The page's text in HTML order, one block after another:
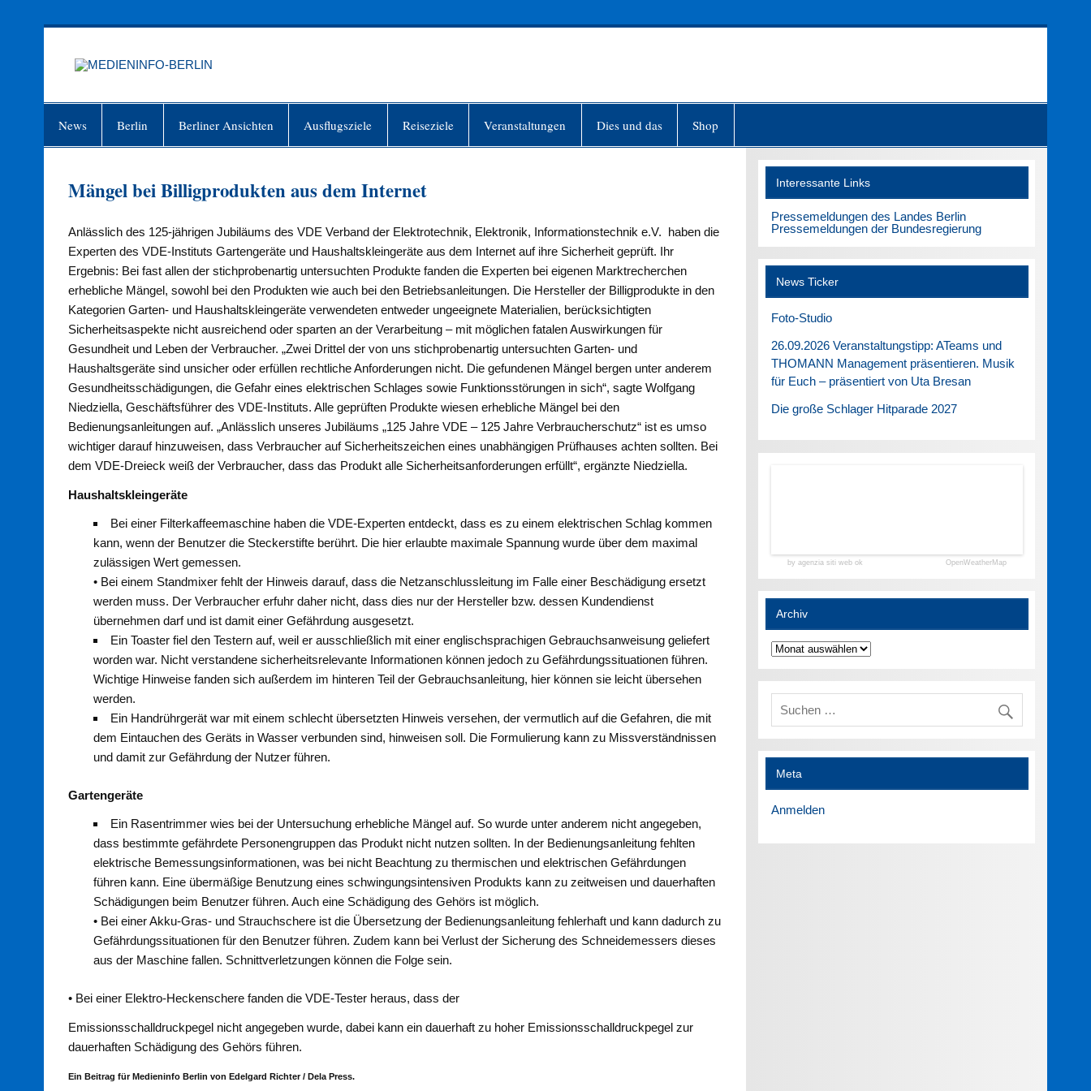
News Berlin Berliner Ansichten Ausflugsziele Reiseziele Veranstaltungen Dies und das Shop
Mängel bei Billigprodukten aus dem Internet
Anlässlich des 125-jährigen Jubiläums des VDE Verband der Elektrotechnik, Elektronik, Informationstechnik e.V. haben die
Experten des VDE-Instituts Gartengeräte und Haushaltskleingeräte aus dem Internet auf ihre Sicherheit geprüft. Ihr
Ergebnis: Bei fast allen der stichprobenartig untersuchten Produkte fanden die Experten bei eigenen Marktrecherchen
erhebliche Mängel, sowohl bei den Produkten wie auch bei den Betriebsanleitungen. Die Hersteller der Billigprodukte in den
Kategorien Garten- und Haushaltskleingeräte verwendeten entweder ungeeignete Materialien, berücksichtigten
Sicherheitsaspekte nicht ausreichend oder sparten an der Verarbeitung – mit möglichen fatalen Auswirkungen für
Gesundheit und Leben der Verbraucher. „Zwei Drittel der von uns stichprobenartig untersuchten Garten- und
Haushaltsgeräte sind unsicher oder erfüllen rechtliche Anforderungen nicht. Die gefundenen Mängel bergen unter anderem
Gesundheitsschädigungen, die Gefahr eines elektrischen Schlages sowie Funktionsstörungen in sich“, sagte Wolfgang
Niedziella, Geschäftsführer des VDE-Instituts. Alle geprüften Produkte wiesen erhebliche Mängel bei den
Bedienungsanleitungen auf. „Anlässlich unseres Jubiläums „125 Jahre VDE – 125 Jahre Verbraucherschutz“ ist es umso
wichtiger darauf hinzuweisen, dass Verbraucher auf Sicherheitszeichen eines unabhängigen Prüfhauses achten sollten. Bei
dem VDE-Dreieck weiß der Verbraucher, dass das Produkt alle Sicherheitsanforderungen erfüllt“, ergänzte Niedziella.
Haushaltskleingeräte
Bei einer Filterkaffeemaschine haben die VDE-Experten entdeckt, dass es zu einem elektrischen Schlag kommen
kann, wenn der Benutzer die Steckerstifte berührt. Die hier erlaubte maximale Spannung wurde über dem maximal
zulässigen Wert gemessen.
• Bei einem Standmixer fehlt der Hinweis darauf, dass die Netzanschlussleitung im Falle einer Beschädigung ersetzt
werden muss. Der Verbraucher erfuhr daher nicht, dass dies nur der Hersteller bzw. dessen Kundendienst
übernehmen darf und ist damit einer Gefährdung ausgesetzt.
Ein Toaster fiel den Testern auf, weil er ausschließlich mit einer englischsprachigen Gebrauchsanweisung geliefert
worden war. Nicht verstandene sicherheitsrelevante Informationen können jedoch zu Gefährdungssituationen führen.
Wichtige Hinweise fanden sich außerdem im hinteren Teil der Gebrauchsanleitung, hier können sie leicht übersehen
werden.
Ein Handrührgerät war mit einem schlecht übersetzten Hinweis versehen, der vermutlich auf die Gefahren, die mit
dem Eintauchen des Geräts in Wasser verbunden sind, hinweisen soll. Die Formulierung kann zu Missverständnissen
und damit zur Gefährdung der Nutzer führen.
Gartengeräte
Ein Rasentrimmer wies bei der Untersuchung erhebliche Mängel auf. So wurde unter anderem nicht angegeben,
dass bestimmte gefährdete Personengruppen das Produkt nicht nutzen sollten. In der Bedienungsanleitung fehlten
elektrische Bemessungsinformationen, was bei nicht Beachtung zu thermischen und elektrischen Gefährdungen
führen kann. Eine übermäßige Benutzung eines schwingungsintensiven Produkts kann zu zeitweisen und dauerhaften
Schädigungen beim Benutzer führen. Auch eine Schädigung des Gehörs ist möglich.
• Bei einer Akku-Gras- und Strauchschere ist die Übersetzung der Bedienungsanleitung fehlerhaft und kann dadurch zu
Gefährdungssituationen für den Benutzer führen. Zudem kann bei Verlust der Sicherung des Schneidemessers dieses
aus der Maschine fallen. Schnittverletzungen können die Folge sein.
• Bei einer Elektro-Heckenschere fanden die VDE-Tester heraus, dass der
Emissionsschalldruckpegel nicht angegeben wurde, dabei kann ein dauerhaft zu hoher Emissionsschalldruckpegel zur
dauerhaften Schädigung des Gehörs führen.
Ein Beitrag für Medieninfo Berlin von Edelgard Richter / Dela Press.
Interessante Links
Pressemeldungen des Landes Berlin
Pressemeldungen der Bundesregierung
News Ticker
Foto-Studio
26.09.2026 Veranstaltungstipp: ATeams und
THOMANN Management präsentieren. Musik
für Euch – präsentiert von Uta Bresan
Die große Schlager Hitparade 2027
by agenzia siti web ok OpenWeatherMap
Archiv
Archiv
Meta
Anmelden